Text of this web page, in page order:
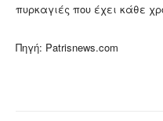
πυρκαγιές που έχει κάθε
Πηγή: Patrisnews.com